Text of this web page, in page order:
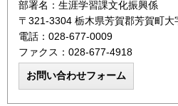
部署名：生涯学習課文化振興係
〒321-3304 栃木県芳賀郡芳賀町
電話：028-677-0009
ファクス：028-677-4918